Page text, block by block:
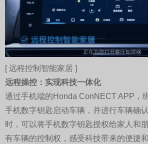
[ 远程控制智能家居 ]
远程操控：实现科技一体化
通过手机端的Honda ConNECT APP，
手机数字钥匙启动车辆，并进行车辆确
时，可以将手机数字钥匙授权给家人和
有车辆的控制权，感受科技带来的便捷和